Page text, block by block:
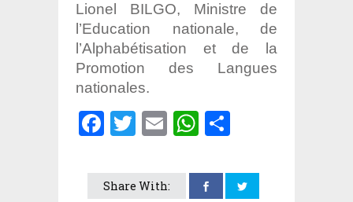
Lionel BILGO, Ministre de
l’Education nationale, de
l’Alphabétisation et de la
Promotion des Langues
nationales.
Facebook
Twitter
EmailWhatsApp
Share With: